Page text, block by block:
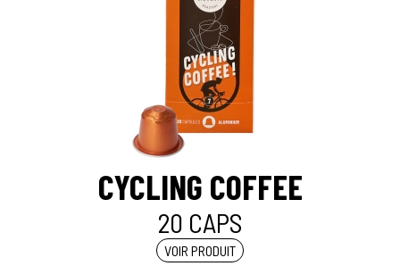
CYCLING COFFEE
20 CAPS
VOIR PRODUIT